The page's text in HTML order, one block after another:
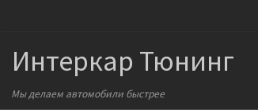
Интеркар Тюнинг
Мы делаем автомобили быстрее